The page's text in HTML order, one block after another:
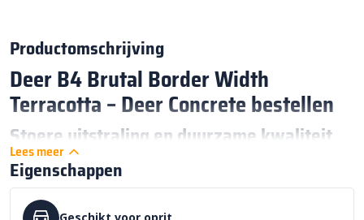
Productomschrijving
Deer B4 Brutal Border Width
Terracotta – Deer Concrete bestellen
Stoere uitstraling en duurzame kwaliteit
De Deer B4 Brutal Border Width Terracotta
een krachtige keuze voor wie op zoek is naar een functionele en
stijlvolle oplossing voor
Lees meer
Eigenschappen